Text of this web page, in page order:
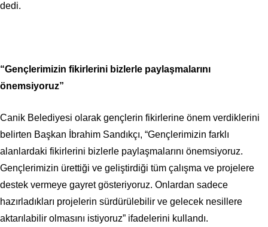
dedi.
“Gençlerimizin fikirlerini bizlerle paylaşmalarını
önemsiyoruz”
Canik Belediyesi olarak gençlerin fikirlerine önem verdiklerini
belirten Başkan İbrahim Sandıkçı, “Gençlerimizin farklı
alanlardaki fikirlerini bizlerle paylaşmalarını önemsiyoruz.
Gençlerimizin ürettiği ve geliştirdiği tüm çalışma ve projelere
destek vermeye gayret gösteriyoruz. Onlardan sadece
hazırladıkları projelerin sürdürülebilir ve gelecek nesillere
aktarılabilir olmasını istiyoruz” ifadelerini kullandı.